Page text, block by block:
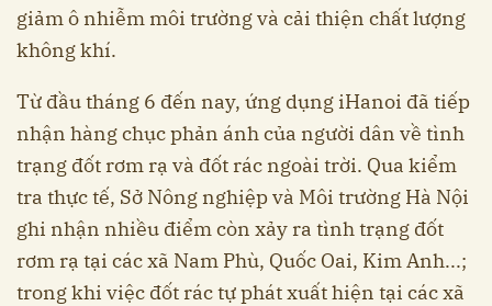
giảm ô nhiễm môi trường và cải thiện chất lượng
không khí.
Từ đầu tháng 6 đến nay, ứng dụng iHanoi đã tiếp
nhận hàng chục phản ánh của người dân về tình
trạng đốt rơm rạ và đốt rác ngoài trời. Qua kiểm
tra thực tế, Sở Nông nghiệp và Môi trường Hà Nội
ghi nhận nhiều điểm còn xảy ra tình trạng đốt
rơm rạ tại các xã Nam Phù, Quốc Oai, Kim Anh...;
trong khi việc đốt rác tự phát xuất hiện tại các xã